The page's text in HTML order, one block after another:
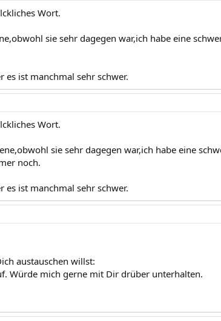
Wort.
sie sehr dagegen war,ich habe eine
ist manchmal sehr schwer.
Wort.
sie sehr dagegen war,ich habe eine
noch.
ist manchmal sehr schwer.
austauschen willst:
Würde mich gerne mit Dir drüber unterhalten.